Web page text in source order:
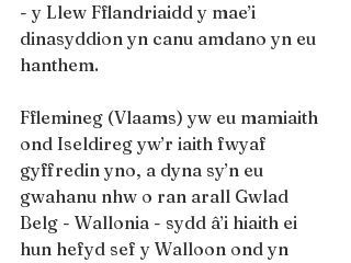
- y Llew Fflandriaidd y mae’i
dinasyddion yn canu amdano yn eu
hanthem.
Fflemineg (Vlaams) yw eu mamiaith
ond Iseldireg yw’r iaith fwyaf
gyffredin yno, a dyna sy’n eu
gwahanu nhw o ran arall Gwlad
Belg - Wallonia - sydd â’i hiaith ei
hun hefyd sef y Walloon ond yn